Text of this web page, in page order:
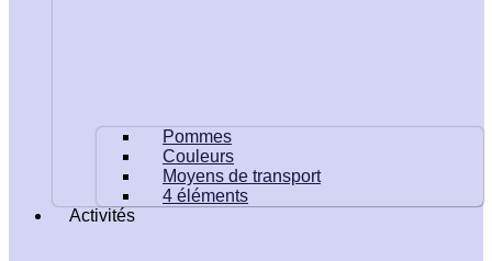
Pommes
Couleurs
Moyens de transport
4 éléments
Activités